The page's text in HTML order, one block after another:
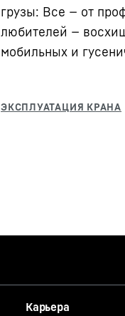
грузы: Все — от
любителей —
мобильных и
Карьера